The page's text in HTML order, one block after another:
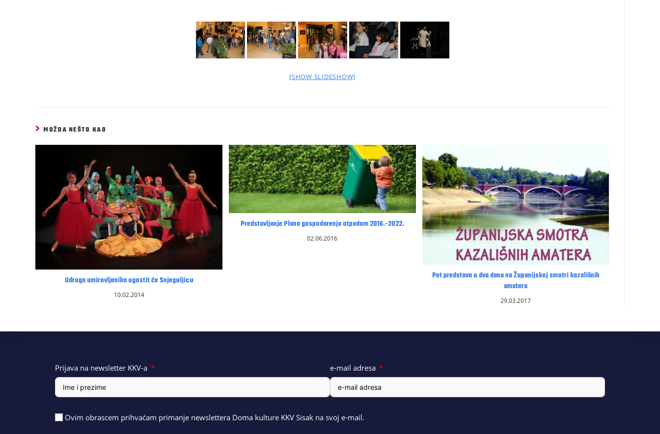
[SHOW SLIDESHOW]
MOŽDA NEŠTO KAO
Udruga umirovljenika ugostit će Snjeguljicu
10.02.2014
Predstavljanje Plana gospodarenja otpadom 2016.-2022.
02.06.2016
Pet predstava u dva dana na Županijskoj smotri kazališnih
amatera
29.03.2017
Prijava na newsletter KKV-a e-mail adresa
Ovim obrascem prihvaćam primanje newslettera Doma kulture KKV Sisak na svoj e-mail.